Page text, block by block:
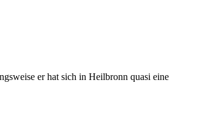
er hat sich in Heilbronn quasi eine